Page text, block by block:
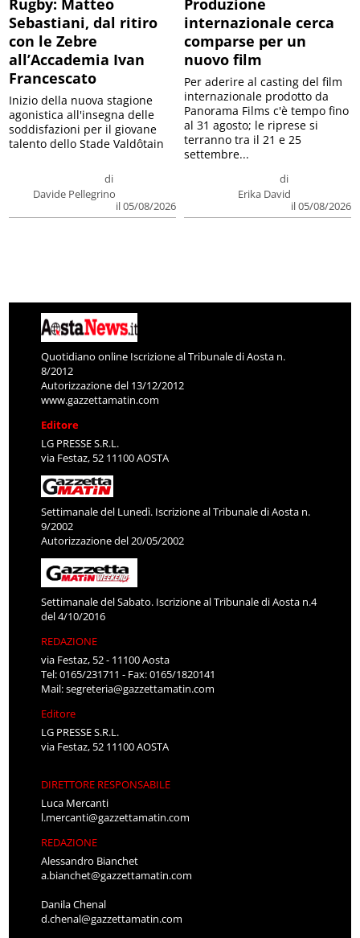
Sebastiani, dal ritiro
con le Zebre
all’Accademia Ivan
Francescato
di
Davide Pellegrino
il 05/08/2026
Inizio della nuova stagione
agonistica all'insegna delle
soddisfazioni per il giovane
talento dello Stade Valdôtain
internazionale cerca
comparse per un
nuovo film
di
Erika David
il 05/08/2026
Per aderire al casting del film
internazionale prodotto da
Panorama Films c'è tempo fino
al 31 agosto; le riprese si
terranno tra il 21 e 25
settembre...
Quotidiano online Iscrizione al Tribunale di Aosta n.
8/2012
Autorizzazione del 13/12/2012
www.gazzettamatin.com
Editore
LG PRESSE S.R.L.
via Festaz, 52 11100 AOSTA
Settimanale del Lunedì. Iscrizione al Tribunale di Aosta n.
9/2002
Autorizzazione del 20/05/2002
Settimanale del Sabato. Iscrizione al Tribunale di Aosta n.4
del 4/10/2016
REDAZIONE
via Festaz, 52 - 11100 Aosta
Tel: 0165/231711 - Fax: 0165/1820141
Mail:segreteria@gazzettamatin.com
Editore
LG PRESSE S.R.L.
via Festaz, 52 11100 AOSTA
DIRETTORE RESPONSABILE
Luca Mercanti
l.mercanti@gazzettamatin.com
REDAZIONE
Alessandro Bianchet
a.bianchet@gazzettamatin.com
Danila Chenal
d.chenal@gazzettamatin.com